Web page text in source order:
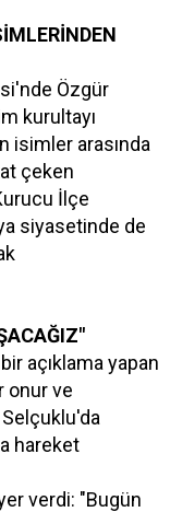
Özgür
kurultayı
isimler arasında
çeken
İlçe
siyasetinde de
açıklama yapan
onur ve
hareket
verdi: "Bugün